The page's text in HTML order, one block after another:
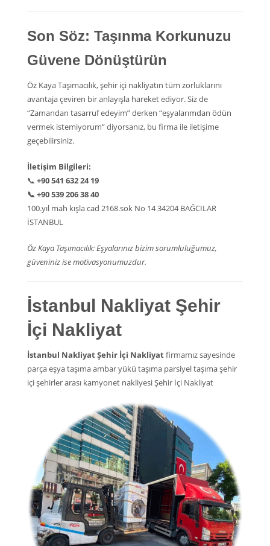
Son Söz: Taşınma Korkunuzu
Güvene Dönüştürün
Öz Kaya Taşımacılık, şehir içi nakliyatın tüm zorluklarını
avantaja çeviren bir anlayışla hareket ediyor. Siz de
“Zamandan tasarruf edeyim” derken “eşyalarımdan ödün
vermek istemiyorum” diyorsanız, bu firma ile iletişime
geçebilirsiniz.
İletişim Bilgileri:
📞 +90 541 632 24 19
📞 +90 539 206 38 40
100.yıl mah kışla cad 2168.sok No 14 34204 BAĞCILAR
İSTANBUL
Öz Kaya Taşımacılık: Eşyalarınız bizim sorumluluğumuz,
güveniniz ise motivasyonumuzdur.
İstanbul Nakliyat Şehir
İçi Nakliyat
İstanbul Nakliyat Şehir İçi Nakliyatfirmamız sayesinde
parça eşya taşıma ambar yükü taşıma parsiyel taşıma şehir
içi şehirler arası kamyonet nakliyesi Şehir İçi Nakliyat